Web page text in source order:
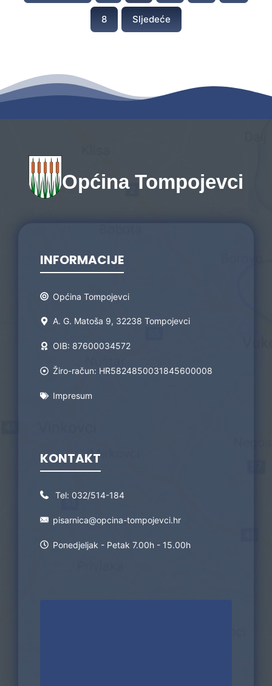
8 Sljedeće
Općina Tompojevci
INFORMACIJE
Općina Tompojevci
A. G. Matoša 9, 32238 Tompojevci
OIB: 87600034572
Žiro-račun: HR5824850031845600008
Impresum
KONTAKT
Tel: 032/514-184
pisarnica@opcina-tompojevci.hr
Ponedjeljak - Petak 7.00h - 15.00h